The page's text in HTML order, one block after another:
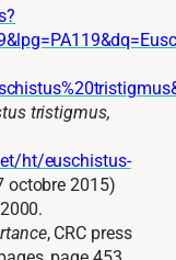
tristigmus,
ht/euschistus-
octobre 2015)
, CRC press